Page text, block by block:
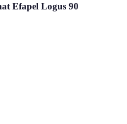
Efapel Logus 90